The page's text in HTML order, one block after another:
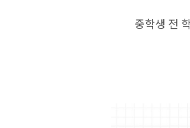
중학생 전